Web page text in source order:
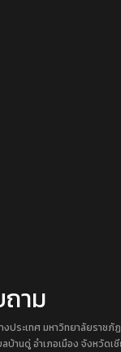
าม
งประเทศ มหาวิทยาลัยราชภั
านดู่ อำเภอเมือง จังหวัดเ